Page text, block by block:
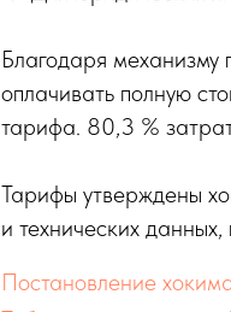
Благодаря механизму
оплачивать полную
тарифа. 80,3 %
Тарифы утверждены
и технических
Постановление